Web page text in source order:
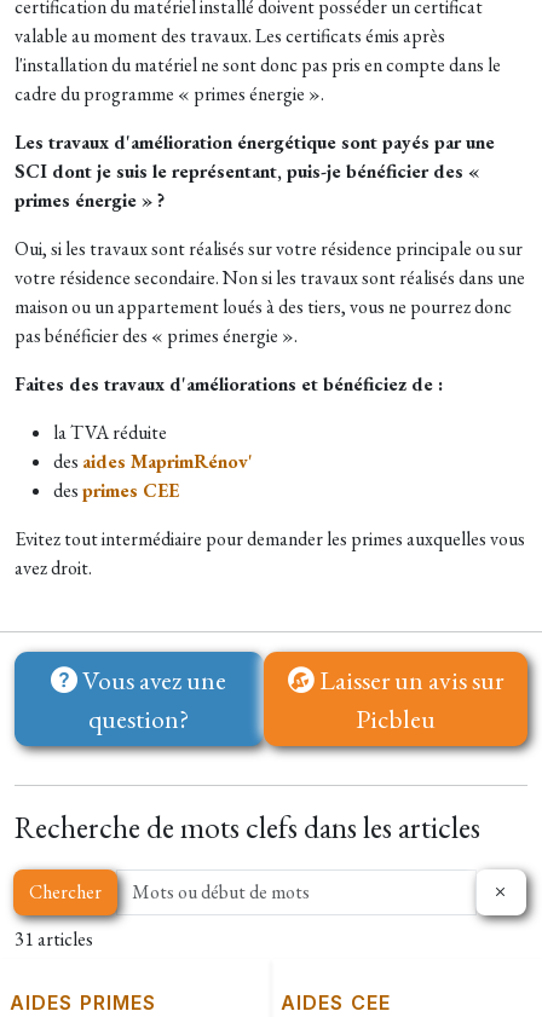
certification du matériel installé doivent posséder un certificat
valable au moment des travaux. Les certificats émis après
l'installation du matériel ne sont donc pas pris en compte dans le
cadre du programme « primes énergie ».
Les travaux d'amélioration énergétique sont payés par une
SCI dont je suis le représentant, puis-je bénéficier des «
primes énergie » ?
Oui, si les travaux sont réalisés sur votre résidence principale ou sur
votre résidence secondaire. Non si les travaux sont réalisés dans une
maison ou un appartement loués à des tiers, vous ne pourrez donc
pas bénéficier des « primes énergie ».
Faites des travaux d'améliorations et bénéficiez de :
la TVA réduite
des aides MaprimRénov'
desprimes CEE
Evitez tout intermédiaire pour demander les primes auxquelles vous
avez droit.
Vous avez une
question?
Laisser un avis sur
Picbleu
Recherche de mots clefs dans les articles
Chercher
31 articles
AIDES PRIMES
AIDES CEE